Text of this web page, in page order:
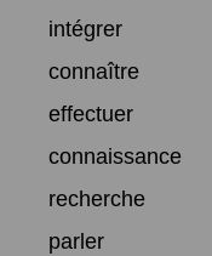
intégrer
connaître
effectuer
connaissance
recherche
parler